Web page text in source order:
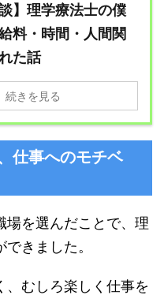
】理学療法士の僕
料・時間・人間関
た話
続きを見る
仕事へのモチベ
場を選んだことで、理
きました。
、むしろ楽しく仕事を